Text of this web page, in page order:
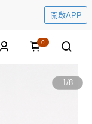
開啟APP
0
1/8